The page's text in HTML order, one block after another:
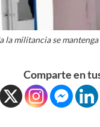
la militancia se
Comparte en